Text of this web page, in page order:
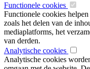
Functionele cookies
Functionele cookies
zoals het delen van de
mediaplatforms, het
van derden.
Analytische cookies
Analytische cookies